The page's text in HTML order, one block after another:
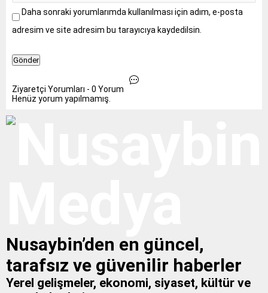
Daha sonraki yorumlarımda kullanılması için adım, e-posta
adresim ve site adresim bu tarayıcıya kaydedilsin.
Ziyaretçi Yorumları - 0 Yorum
Henüz yorum yapılmamış.
Nusaybin’den en güncel,
tarafsız ve güvenilir haberler
Yerel gelişmeler, ekonomi, siyaset, kültür ve